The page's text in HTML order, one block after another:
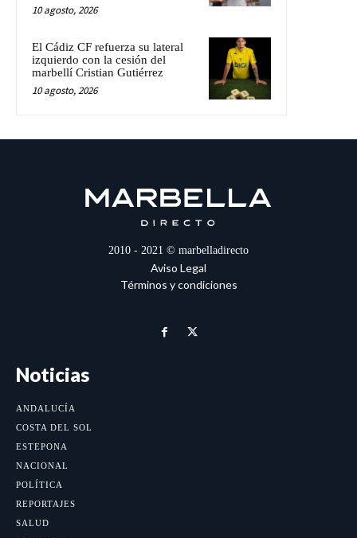
10 agosto, 2026
El Cádiz CF refuerza su lateral
izquierdo con la cesión del
marbellí Cristian Gutiérrez
10 agosto, 2026
2010 - 2021 © marbelladirecto
Aviso Legal
Términos y condiciones
Noticias
ANDALUCÍA
COSTA DEL SOL
ESTEPONA
NACIONAL
POLÍTICA
REPORTAJES
SALUD